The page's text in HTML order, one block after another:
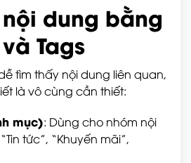
dung bằng
Tags
tìm thấy nội dung liên quan,
là vô cùng cần thiết:
mục): Dùng cho nhóm nội
tức”, “Khuyến mãi”,